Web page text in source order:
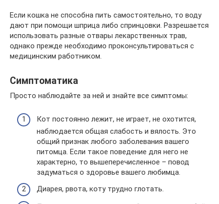
Если кошка не способна пить самостоятельно, то воду
дают при помощи шприца либо спринцовки. Разрешается
использовать разные отвары лекарственных трав,
однако прежде необходимо проконсультироваться с
медицинским работником.
Симптоматика
Просто наблюдайте за ней и знайте все симптомы:
Кот постоянно лежит, не играет, не охотится,
наблюдается общая слабость и вялость. Это
общий признак любого заболевания вашего
питомца. Если такое поведение для него не
характерно, то вышеперечисленное – повод
задуматься о здоровье вашего любимца.
Диарея, рвота, коту трудно глотать.